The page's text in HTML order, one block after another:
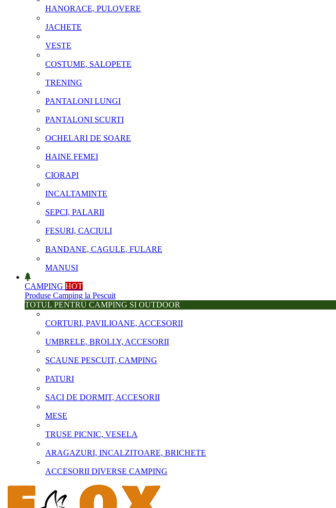
HANORACE, PULOVERE
JACHETE
VESTE
COSTUME, SALOPETE
TRENING
PANTALONI LUNGI
PANTALONI SCURTI
OCHELARI DE SOARE
HAINE FEMEI
CIORAPI
INCALTAMINTE
SEPCI, PALARII
FESURI, CACIULI
BANDANE, CAGULE, FULARE
MANUSI
CAMPING HOT
Produse Camping la Pescuit
TOTUL PENTRU CAMPING SI OUTDOOR
CORTURI, PAVILIOANE, ACCESORII
UMBRELE, BROLLY, ACCESORII
SCAUNE PESCUIT, CAMPING
PATURI
SACI DE DORMIT, ACCESORII
MESE
TRUSE PICNIC, VESELA
ARAGAZURI, INCALZITOARE, BRICHETE
ACCESORII DIVERSE CAMPING